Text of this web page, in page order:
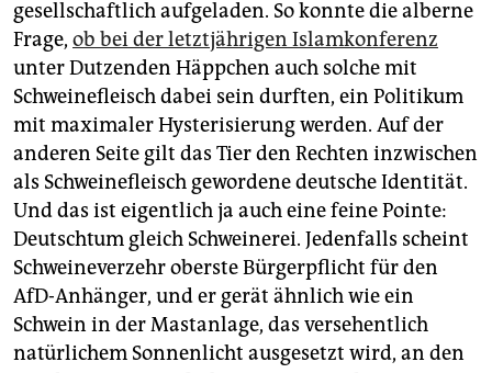
gesellschaftlich aufgeladen. So konnte die alberne
Frage, ob bei der letztjährigen Islamkonferenz
unter Dutzenden Häppchen auch solche mit
Schweinefleisch dabei sein durften, ein Politikum
mit maximaler Hysterisierung werden. Auf der
anderen Seite gilt das Tier den Rechten inzwischen
als Schweinefleisch gewordene deutsche Identität.
Und das ist eigentlich ja auch eine feine Pointe:
Deutschtum gleich Schweinerei. Jedenfalls scheint
Schweineverzehr oberste Bürgerpflicht für den
AfD-Anhänger, und er gerät ähnlich wie ein
Schwein in der Mastanlage, das versehentlich
natürlichem Sonnenlicht ausgesetzt wird, an den